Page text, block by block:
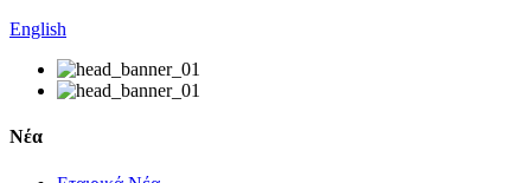
English
Νέα